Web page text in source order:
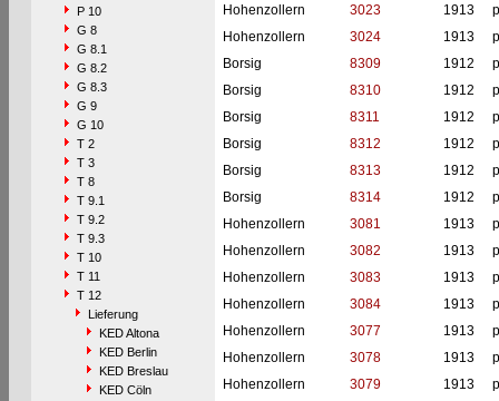
P 10
G 8
G 8.1
G 8.2
G 8.3
G 9
G 10
T 2
T 3
T 8
T 9.1
T 9.2
T 9.3
T 10
T 11
T 12
Lieferung
KED Altona
KED Berlin
KED Breslau
KED Cöln
Hohenzollern
3023 1913
Hohenzollern
3024 1913
Borsig
8309 1912
Borsig
8310 1912
Borsig
8311 1912
Borsig
8312 1912
Borsig
8313 1912
Borsig
8314 1912
Hohenzollern
3081 1913
Hohenzollern
3082 1913
Hohenzollern
3083 1913
Hohenzollern
3084 1913
Hohenzollern
3077 1913
Hohenzollern
3078 1913
Hohenzollern
3079 1913